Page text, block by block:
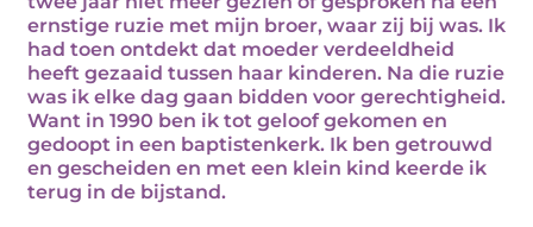
ernstige ruzie met mijn broer, waar zij bij was. Ik
had toen ontdekt dat moeder verdeeldheid
heeft gezaaid tussen haar kinderen. Na die ruzie
was ik elke dag gaan bidden voor gerechtigheid.
Want in 1990 ben ik tot geloof gekomen en
gedoopt in een baptistenkerk. Ik ben getrouwd
en gescheiden en met een klein kind keerde ik
terug in de bijstand.